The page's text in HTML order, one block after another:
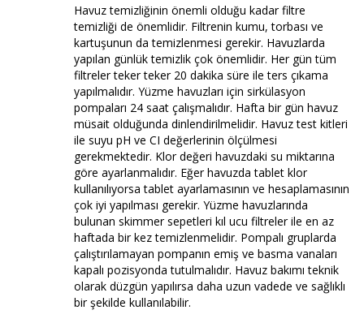
Havuz temizliğinin önemli olduğu kadar filtre
temizliği de önemlidir. Filtrenin kumu, torbası ve
kartuşunun da temizlenmesi gerekir. Havuzlarda
yapılan günlük temizlik çok önemlidir. Her gün tüm
filtreler teker teker 20 dakika süre ile ters çıkama
yapılmalıdır. Yüzme havuzları için sirkülasyon
pompaları 24 saat çalışmalıdır. Hafta bir gün havuz
müsait olduğunda dinlendirilmelidir. Havuz test kitleri
ile suyu pH ve CI değerlerinin ölçülmesi
gerekmektedir. Klor değeri havuzdaki su miktarına
göre ayarlanmalıdır. Eğer havuzda tablet klor
kullanılıyorsa tablet ayarlamasının ve hesaplamasının
çok iyi yapılması gerekir. Yüzme havuzlarında
bulunan skimmer sepetleri kıl ucu filtreler ile en az
haftada bir kez temizlenmelidir. Pompalı gruplarda
çalıştırılamayan pompanın emiş ve basma vanaları
kapalı pozisyonda tutulmalıdır. Havuz bakımı teknik
olarak düzgün yapılırsa daha uzun vadede ve sağlıklı
bir şekilde kullanılabilir.